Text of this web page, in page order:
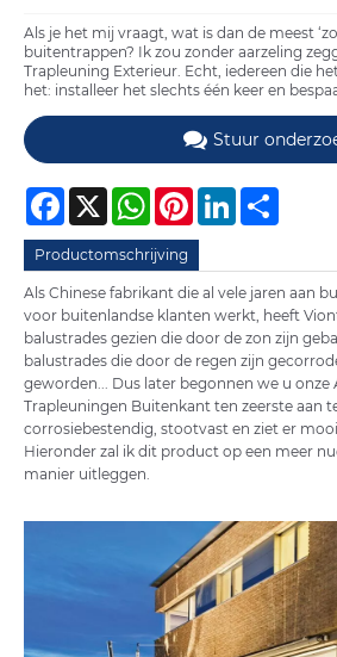
Als je het mij vraagt, wat is dan de meest
buitentrappen? Ik zou zonder aarzeling
Trapleuning Exterieur. Echt, iedereen die
het: installeer het slechts één keer en
Stuur
Facebook
X WhatsAppPinterestLinkedIn
Productomschrijving
Als Chinese fabrikant die al vele jaren aan
voor buitenlandse klanten werkt, heeft
balustrades gezien die door de zon zijn
balustrades die door de regen zijn
geworden... Dus later begonnen we u
Trapleuningen Buitenkant ten zeerste aan
corrosiebestendig, stootvast en ziet er
Hieronder zal ik dit product op een meer
manier uitleggen.